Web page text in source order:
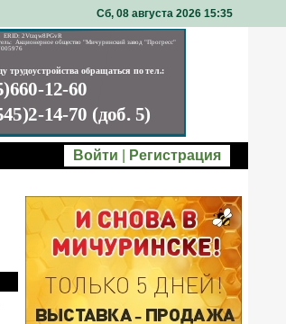
Сб, 08 августа 2026 15 35
Войти Регистрация